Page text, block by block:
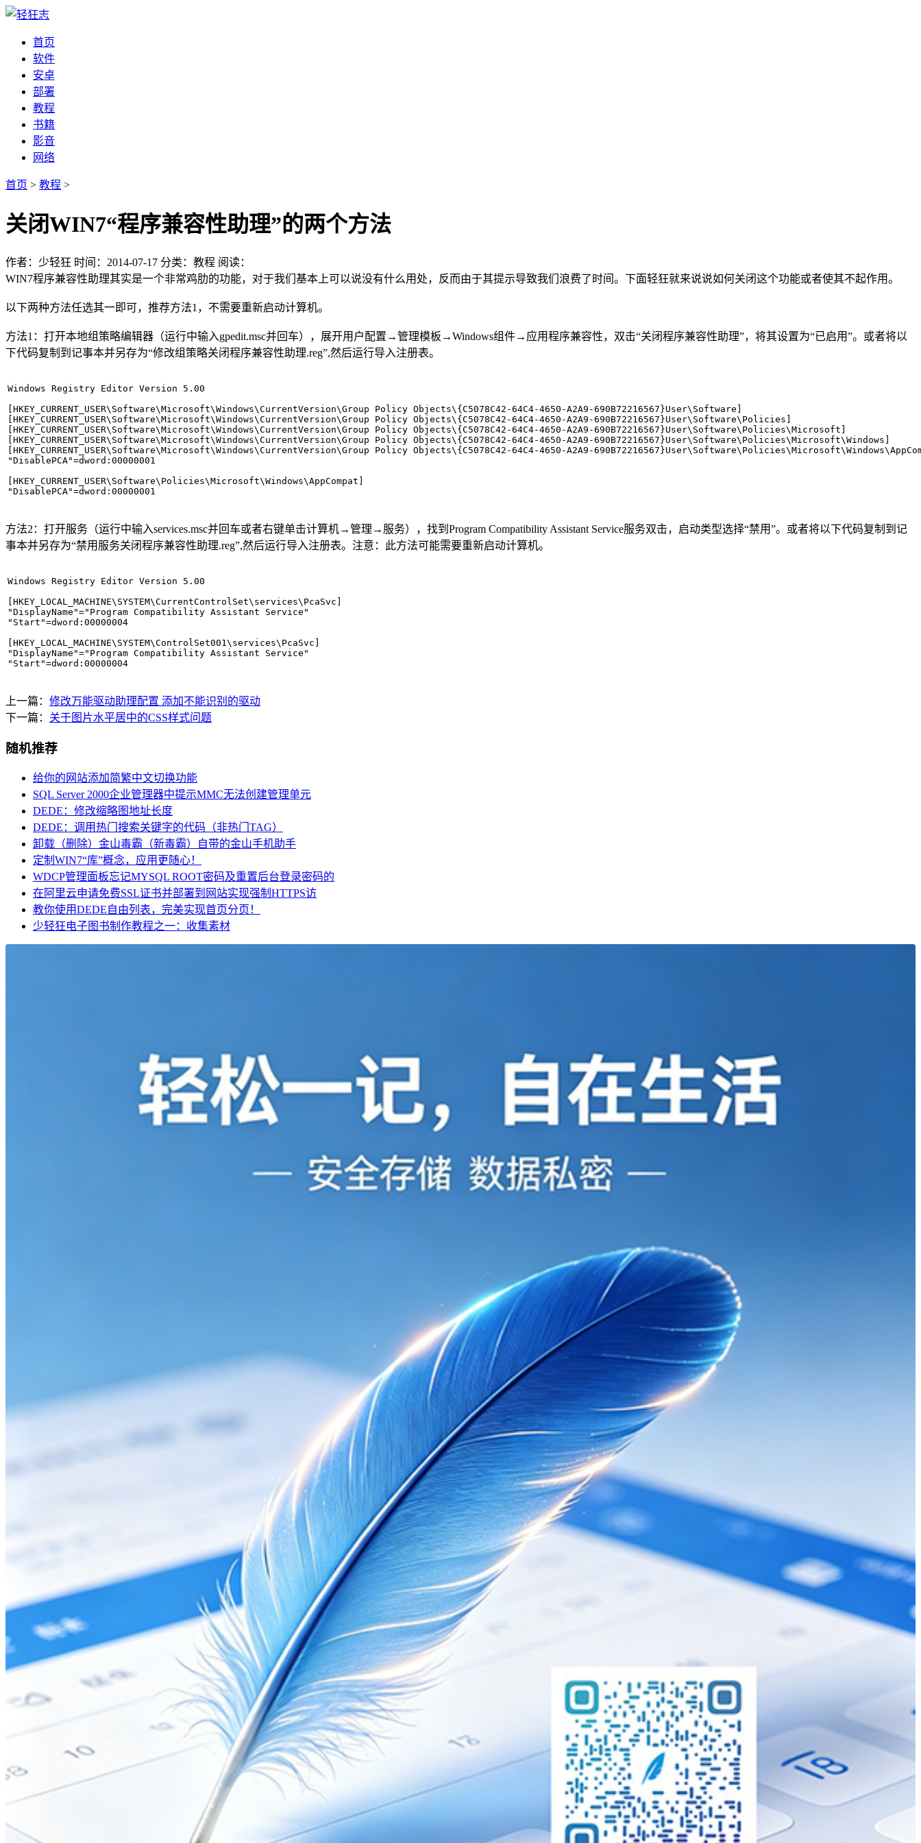
首页
软件
安卓
部署
教程
书籍
影音
网络
首页 > 教程 >
关闭WIN7“程序兼容性助理”的两个方法
作者：少轻狂 时间：2014-07-17 分类：教程 阅读：
WIN7程序兼容性助理其实是一个非常鸡肋的功能，对于我们基本上可以说没有什么用处，反而由于其提示导致我们浪费了时间。下面轻狂就来说说如何关闭这个功能或者使其不起作用。
以下两种方法任选其一即可，推荐方法1，不需要重新启动计算机。
方法1：打开本地组策略编辑器（运行中输入gpedit.msc并回车），展开用户配置→管理模板→Windows组件→应用程序兼容性，双击“关闭程序兼容性助理”，将其设置为“已启用”。或者将以
下代码复制到记事本并另存为“修改组策略关闭程序兼容性助理.reg”,然后运行导入注册表。
Windows Registry Editor Version 5.00
[HKEY_CURRENT_USER\Software\Microsoft\Windows\CurrentVersion\Group Policy Objects\{C5078C42-64C4-4650-A2A9-690B72216567}User\Software]
[HKEY_CURRENT_USER\Software\Microsoft\Windows\CurrentVersion\Group Policy Objects\{C5078C42-64C4-4650-A2A9-690B72216567}User\Software\Policies]
[HKEY_CURRENT_USER\Software\Microsoft\Windows\CurrentVersion\Group Policy Objects\{C5078C42-64C4-4650-A2A9-690B72216567}User\Software\Policies\Microsoft]
[HKEY_CURRENT_USER\Software\Microsoft\Windows\CurrentVersion\Group Policy Objects\{C5078C42-64C4-4650-A2A9-690B72216567}User\Software\Policies\Microsoft\Windows]
[HKEY_CURRENT_USER\Software\Microsoft\Windows\CurrentVersion\Group Policy Objects\{C5078C42-64C4-4650-A2A9-
"DisablePCA"=dword:00000001
[HKEY_CURRENT_USER\Software\Policies\Microsoft\Windows\AppCompat]
"DisablePCA"=dword:00000001
方法2：打开服务（运行中输入services.msc并回车或者右键单击计算机→管理→服务），找到Program Compatibility Assistant Service服务双击，启动类型选择“禁用”。或者将以下代码复制到记
事本并另存为“禁用服务关闭程序兼容性助理.reg”,然后运行导入注册表。注意：此方法可能需要重新启动计算机。
Windows Registry Editor Version 5.00
[HKEY_LOCAL_MACHINE\SYSTEM\CurrentControlSet\services\PcaSvc]
"DisplayName"="Program Compatibility Assistant Service"
"Start"=dword:00000004
[HKEY_LOCAL_MACHINE\SYSTEM\ControlSet001\services\PcaSvc]
"DisplayName"="Program Compatibility Assistant Service"
上一篇： 修改万能驱动助理配置 添加不能识别的驱动
下一篇： 关于图片水平居中的CSS样式问题
随机推荐
给你的网站添加简繁中文切换功能
SQL Server 2000企业管理器中提示MMC无法创建管理单元
DEDE：修改缩略图地址长度
DEDE：调用热门搜索关键字的代码（非热门TAG）
卸载（删除）金山毒霸（新毒霸）自带的金山手机助手
定制WIN7“库”概念，应用更随心！
WDCP管理面板忘记MYSQL ROOT密码及重置后台登录密码的
在阿里云申请免费SSL证书并部署到网站实现强制HTTPS访
教你使用DEDE自由列表，完美实现首页分页！
少轻狂电子图书制作教程之一：收集素材